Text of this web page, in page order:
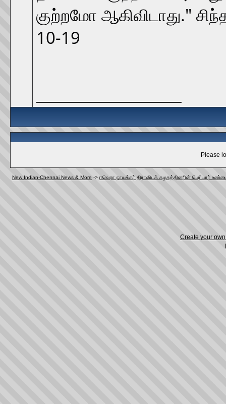
குற்றமோ ஆகிவிடாது."
10-19
Please
New Indian-Chennai News & More -> ஈவெரா நாயக்கர் திராவிடக் கழகத்தினரின் பெரியார்
Create your